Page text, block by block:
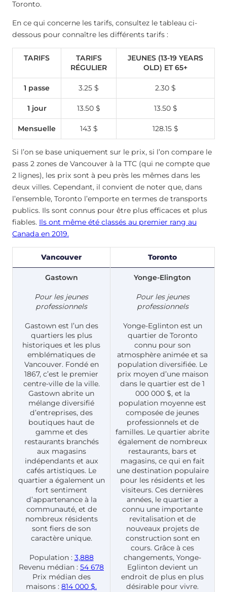
Toronto.
En ce qui concerne les tarifs, consultez le tableau ci-
dessous pour connaître les différents tarifs :
TARIFS
TARIFS
RÉGULIER
JEUNES (13-19 YEARS
OLD) ET 65+
1 passe 3.25 $ 2.30 $
1 jour 13.50 $ 13.50 $
Mensuelle 143 $ 128.15 $
Si l’on se base uniquement sur le prix, si l’on compare le
pass 2 zones de Vancouver à la TTC (qui ne compte que
2 lignes), les prix sont à peu près les mêmes dans les
deux villes. Cependant, il convient de noter que, dans
l’ensemble, Toronto l’emporte en termes de transports
publics. Ils sont connus pour être plus efficaces et plus
fiables. Ils ont même été classés au premier rang au
Canada en 2019.
Vancouver Toronto
Gastown
Pour les jeunes
professionnels
Gastown est l’un des
quartiers les plus
historiques et les plus
emblématiques de
Vancouver. Fondé en
1867, c’est le premier
centre-ville de la ville.
Gastown abrite un
mélange diversifié
d’entreprises, des
boutiques haut de
gamme et des
restaurants branchés
aux magasins
indépendants et aux
cafés artistiques. Le
quartier a également un
fort sentiment
d’appartenance à la
communauté, et de
nombreux résidents
sont fiers de son
caractère unique.
Population : 3,888
Revenu médian : 54 678
Prix médian des
maisons : 814 000 $.
Yonge-Elington
Pour les jeunes
professionnels
Yonge-Eglinton est un
quartier de Toronto
connu pour son
atmosphère animée et sa
population diversifiée. Le
prix moyen d’une maison
dans le quartier est de 1
000 000 $, et la
population moyenne est
composée de jeunes
professionnels et de
familles. Le quartier abrite
également de nombreux
restaurants, bars et
magasins, ce qui en fait
une destination populaire
pour les résidents et les
visiteurs. Ces dernières
années, le quartier a
connu une importante
revitalisation et de
nouveaux projets de
construction sont en
cours. Grâce à ces
changements, Yonge-
Eglinton devient un
endroit de plus en plus
désirable pour vivre.